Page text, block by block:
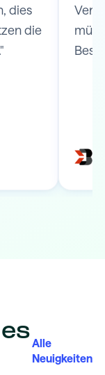
dies
die
Alle
Neuigkeiten